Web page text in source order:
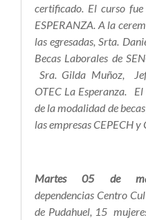
certificado. El curso
ESPERANZA. A la
las egresadas, Srta.
Becas Laborales de
Sra. Gilda Muñoz,
OTEC La Esperanza.
de la modalidad de
las empresas CEPECH y
Martes 05 de
dependencias Centro
de Pudahuel, 15